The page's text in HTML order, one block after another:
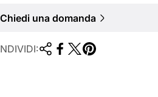
Chiedi una domanda